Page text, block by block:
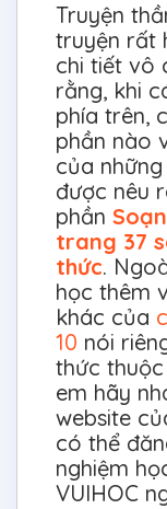
Truyện
truyện rất
chi tiết vô
rằng, khi
phía trên,
phần nào
của
được nêu
phần
trang 37
thức.
học thêm
khác của
10 nói
thức
em hãy
website
có thể
nghiệm
VUIHOC